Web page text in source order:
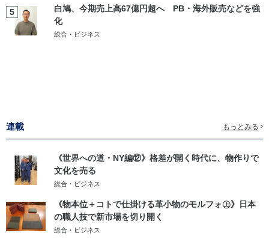
5
白鳩、今期売上高67億円超へ PB・海外販売などを強
化
総合・ビジネス
連載 もっとみる
《世界への道・NY編⑫》格差が開く時代に、物作りで
文化を売る
総合・ビジネス
《物本位＋コトで仕掛ける革小物のモルフォ㊤》日本
の職人技で新市場を切り開く
総合・ビジネス